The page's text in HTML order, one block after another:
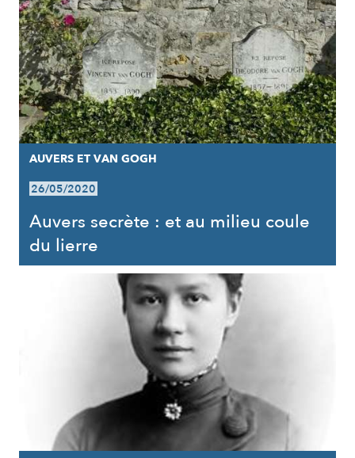
AUVERS ET VAN GOGH
26/05/2020
Auvers secrète : et au milieu coule
du lierre